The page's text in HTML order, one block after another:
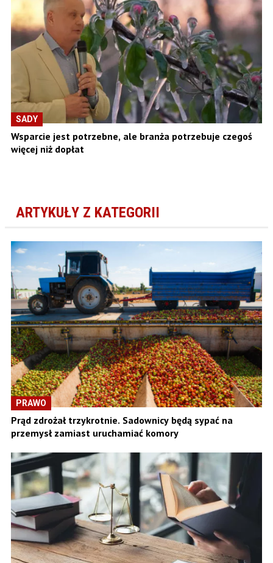
SADY
Wsparcie jest potrzebne, ale branża potrzebuje czegoś
więcej niż dopłat
ARTYKUŁY Z KATEGORII
PRAWO
Prąd zdrożał trzykrotnie. Sadownicy będą sypać na
przemysł zamiast uruchamiać komory